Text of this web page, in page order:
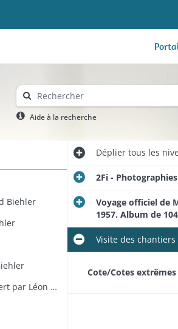
Aide à la recherche
Biehler
Altorf : buste reliquaire de saint Cyriaque offert par Léon IX à l'église d'Altorf
Dépliertous les
2Fi -
Voyage officiel de
1957. Album de
Visite des
Cote/Cotes extrêmes